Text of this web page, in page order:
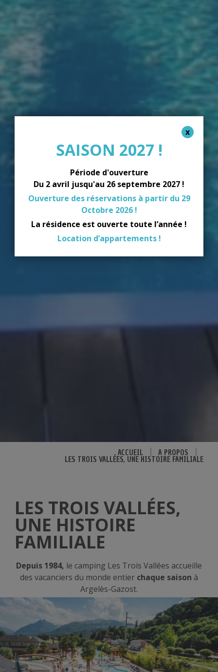
ACCUEIL A PROPOS
LES TROIS VALLÉES, UNE HISTOIRE FAMILIALE
LES TROIS VALLÉES,
UNE HISTOIRE
FAMILIALE
Depuis 1984, le camping Les Trois Vallées accueille
des vacanciers du monde entier chaque saison à
Argelès-Gazost.
SAISON 2027 !
Période d'ouverture
Du 2 avril jusqu'au 26 septembre 2027 !
Ouverture des réservations à partir du 29
Octobre 2026 !
La résidence est ouverte toute l’année !
Location d’appartements !